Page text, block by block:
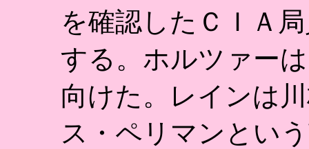
を確認したＣＩＡ
する。ホルツァー
向けた。レインは
ス・ペリマンとい